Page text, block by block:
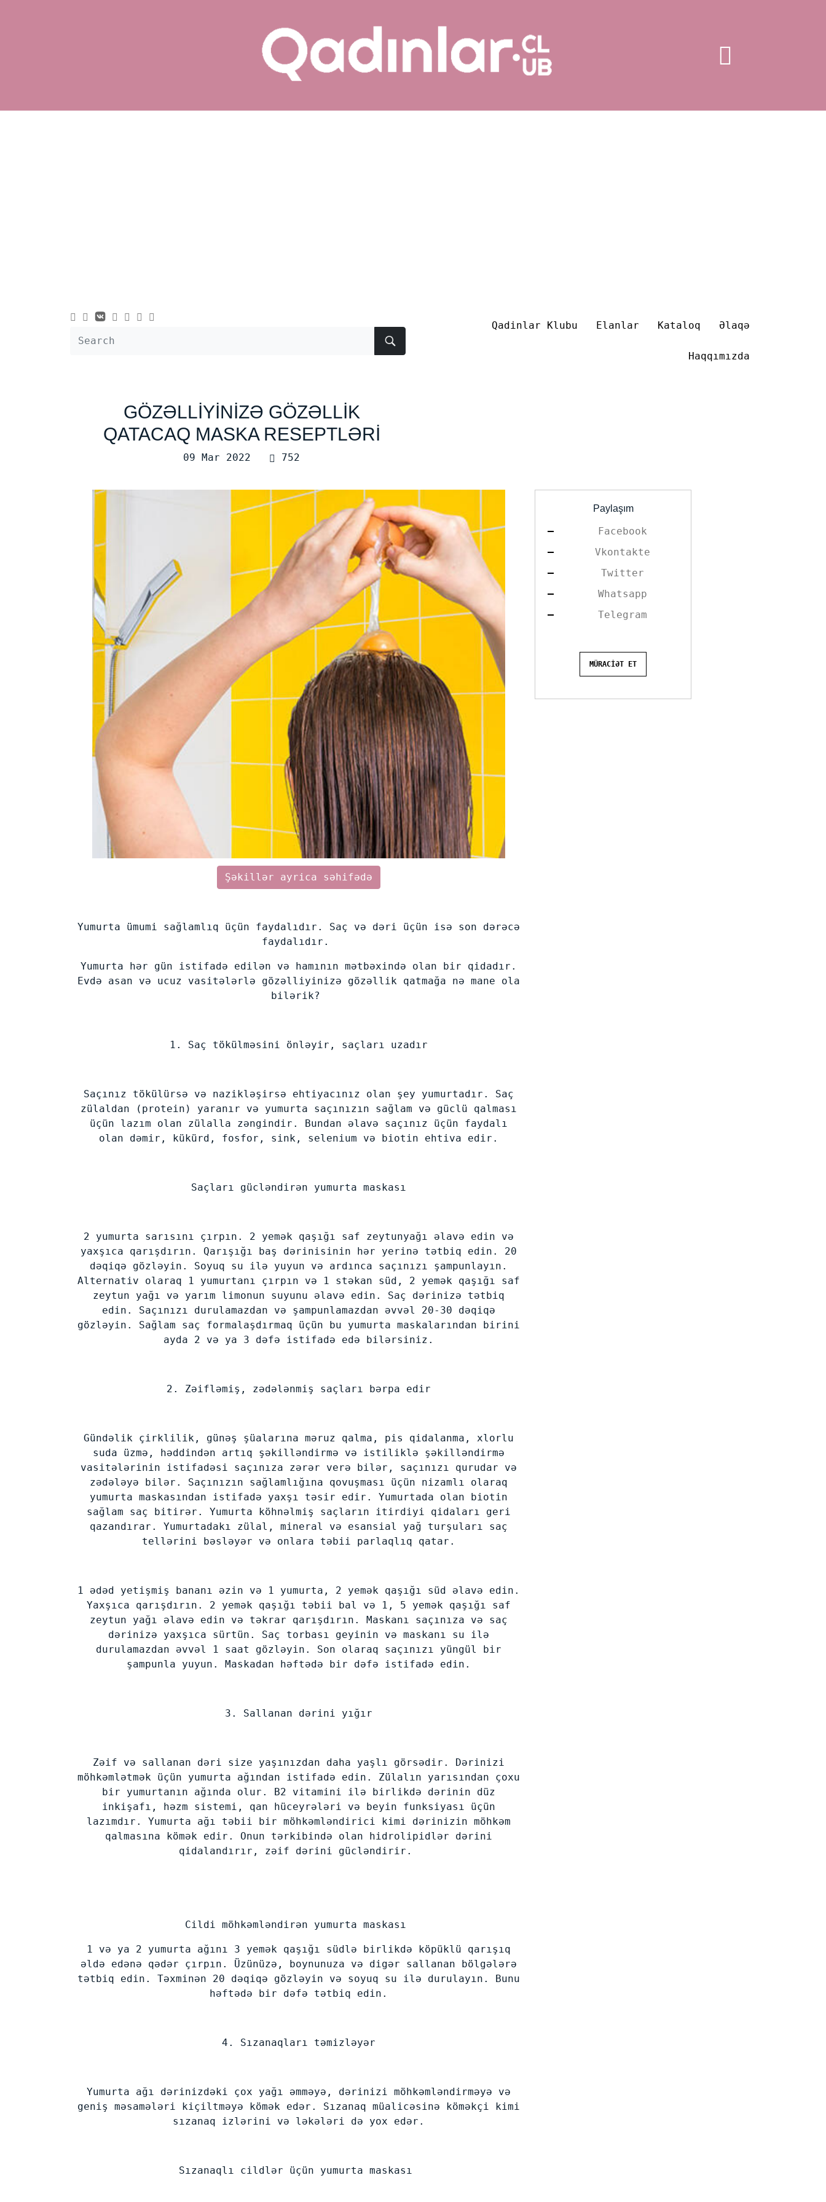
Qadinlar Klubu Elanlar Kataloq Əlaqə
Haqqımızda
GÖZƏLLİYİNİZƏ GÖZƏLLİK
QATACAQ MASKA RESEPTLƏRİ
09 Mar 2022 752
Şəkillər ayrica səhifədə
Yumurta ümumi sağlamlıq üçün faydalıdır. Saç və dəri üçün isə son dərəcə
faydalıdır.
Yumurta hər gün istifadə edilən və hamının mətbəxində olan bir qidadır.
Evdə asan və ucuz vasitələrlə gözəlliyinizə gözəllik qatmağa nə mane ola
bilərik?
1. Saç tökülməsini önləyir, saçları uzadır
Saçınız tökülürsə və nazikləşirsə ehtiyacınız olan şey yumurtadır. Saç
zülaldan (protein) yaranır və yumurta saçınızın sağlam və güclü qalması
üçün lazım olan zülalla zəngindir. Bundan əlavə saçınız üçün faydalı
olan dəmir, kükürd, fosfor, sink, selenium və biotin ehtiva edir.
Saçları gücləndirən yumurta maskası
2 yumurta sarısını çırpın. 2 yemək qaşığı saf zeytunyağı əlavə edin və
yaxşıca qarışdırın. Qarışığı baş dərinisinin hər yerinə tətbiq edin. 20
dəqiqə gözləyin. Soyuq su ilə yuyun və ardınca saçınızı şampunlayın.
Alternativ olaraq 1 yumurtanı çırpın və 1 stəkan süd, 2 yemək qaşığı saf
zeytun yağı və yarım limonun suyunu əlavə edin. Saç dərinizə tətbiq
edin. Saçınızı durulamazdan və şampunlamazdan əvvəl 20-30 dəqiqə
gözləyin. Sağlam saç formalaşdırmaq üçün bu yumurta maskalarından birini
ayda 2 və ya 3 dəfə istifadə edə bilərsiniz.
2. Zəifləmiş, zədələnmiş saçları bərpa edir
Gündəlik çirklilik, günəş şüalarına məruz qalma, pis qidalanma, xlorlu
suda üzmə, həddindən artıq şəkilləndirmə və istiliklə şəkilləndirmə
vasitələrinin istifadəsi saçınıza zərər verə bilər, saçınızı qurudar və
zədələyə bilər. Saçınızın sağlamlığına qovuşması üçün nizamlı olaraq
yumurta maskasından istifadə yaxşı təsir edir. Yumurtada olan biotin
sağlam saç bitirər. Yumurta köhnəlmiş saçların itirdiyi qidaları geri
qazandırar. Yumurtadakı zülal, mineral və esansial yağ turşuları saç
tellərini bəsləyər və onlara təbii parlaqlıq qatar.
1 ədəd yetişmiş bananı əzin və 1 yumurta, 2 yemək qaşığı süd əlavə edin.
Yaxşıca qarışdırın. 2 yemək qaşığı təbii bal və 1, 5 yemək qaşığı saf
zeytun yağı əlavə edin və təkrar qarışdırın. Maskanı saçınıza və saç
dərinizə yaxşıca sürtün. Saç torbası geyinin və maskanı su ilə
durulamazdan əvvəl 1 saat gözləyin. Son olaraq saçınızı yüngül bir
şampunla yuyun. Maskadan həftədə bir dəfə istifadə edin.
3. Sallanan dərini yığır
Zəif və sallanan dəri size yaşınızdan daha yaşlı görsədir. Dərinizi
möhkəmlətmək üçün yumurta ağından istifadə edin. Zülalın yarısından çoxu
bir yumurtanın ağında olur. B2 vitamini ilə birlikdə dərinin düz
inkişafı, həzm sistemi, qan hüceyrələri və beyin funksiyası üçün
lazımdır. Yumurta ağı təbii bir möhkəmləndirici kimi dərinizin möhkəm
qalmasına kömək edir. Onun tərkibində olan hidrolipidlər dərini
qidalandırır, zəif dərini gücləndirir.
Cildi möhkəmləndirən yumurta maskası
1 və ya 2 yumurta ağını 3 yemək qaşığı südlə birlikdə köpüklü qarışıq
əldə edənə qədər çırpın. Üzünüzə, boynunuza və digər sallanan bölgələrə
tətbiq edin. Təxminən 20 dəqiqə gözləyin və soyuq su ilə durulayın. Bunu
həftədə bir dəfə tətbiq edin.
4. Sızanaqları təmizləyər
Yumurta ağı dərinizdəki çox yağı əmməyə, dərinizi möhkəmləndirməyə və
geniş məsamələri kiçiltməyə kömək edər. Sızanaq müalicəsinə köməkçi kimi
sızanaq izlərini və ləkələri də yox edər.
Sızanaqlı cildlər üçün yumurta maskası
Paylaşım
Facebook
Vkontakte
Twitter
Whatsapp
Telegram
MÜRACİƏT ET